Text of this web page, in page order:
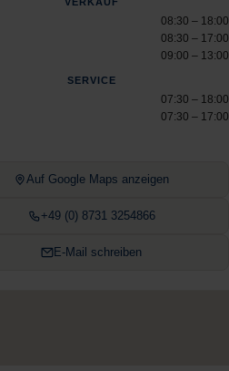
08:30 – 18:00
08:30 – 17:00
09:00 – 13:00
SERVICE
07:30 – 18:00
07:30 – 17:00
Auf Google Maps anzeigen
+49 (0) 8731 3254866
E-Mail schreiben